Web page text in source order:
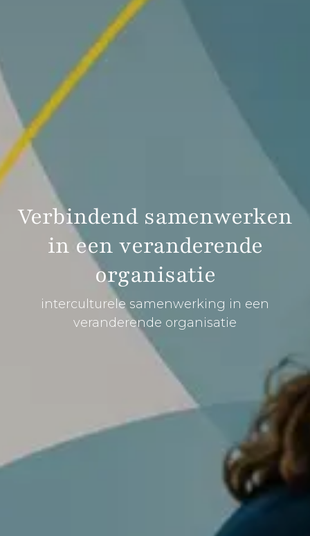
Verbindend samenwerken
in een veranderende
organisatie
interculturele samenwerking in een
veranderende organisatie